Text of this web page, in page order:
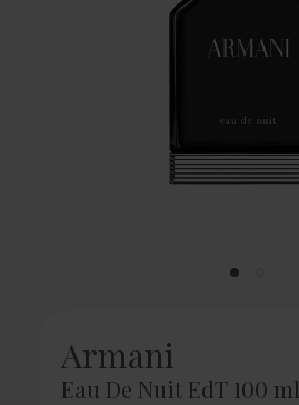
Armani
Eau De Nuit EdT 100 ml